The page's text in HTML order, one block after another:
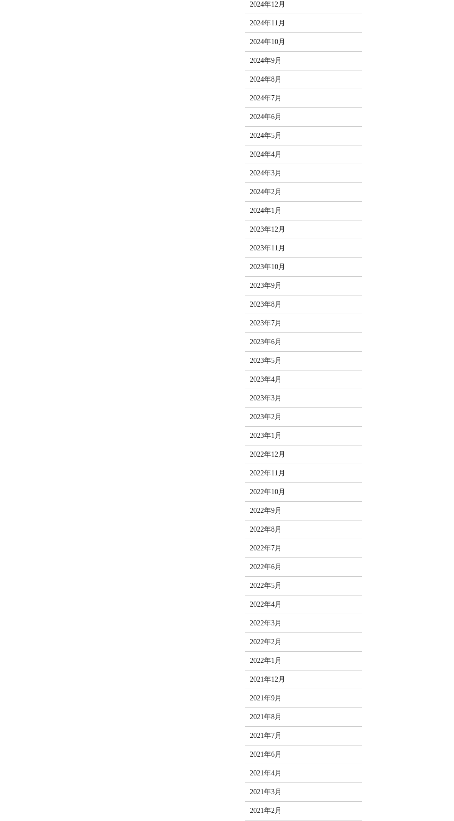
2024年12月
2024年11月
2024年10月
2024年9月
2024年8月
2024年7月
2024年6月
2024年5月
2024年4月
2024年3月
2024年2月
2024年1月
2023年12月
2023年11月
2023年10月
2023年9月
2023年8月
2023年7月
2023年6月
2023年5月
2023年4月
2023年3月
2023年2月
2023年1月
2022年12月
2022年11月
2022年10月
2022年9月
2022年8月
2022年7月
2022年6月
2022年5月
2022年4月
2022年3月
2022年2月
2022年1月
2021年12月
2021年9月
2021年8月
2021年7月
2021年6月
2021年4月
2021年3月
2021年2月